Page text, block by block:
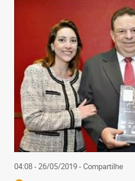
04:08 - 26/05/2019- Compartilhe